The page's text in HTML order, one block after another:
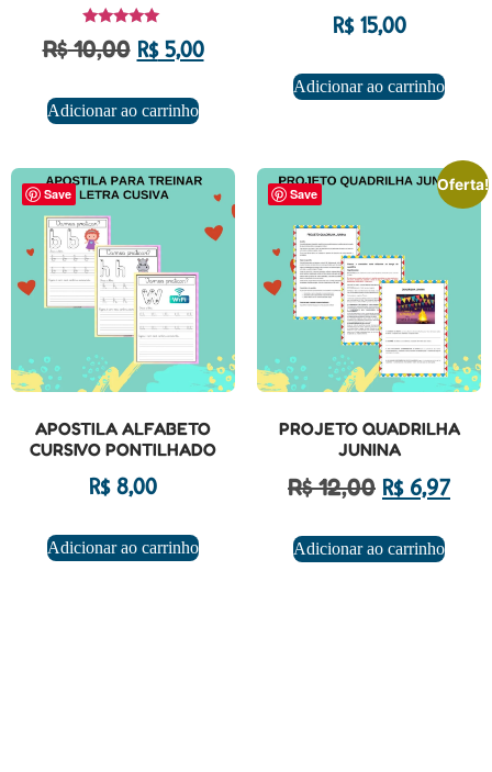
Avaliação
5.00
de 5
R$10,00 R$5,00
Adicionar ao carrinho
R$15,00
Adicionar ao carrinho
Save
APOSTILA ALFABETO
CURSIVO PONTILHADO
R$8,00
Adicionar ao carrinho
Save
Oferta!
PROJETO QUADRILHA
JUNINA
R$12,00 R$6,97
Adicionar ao carrinho